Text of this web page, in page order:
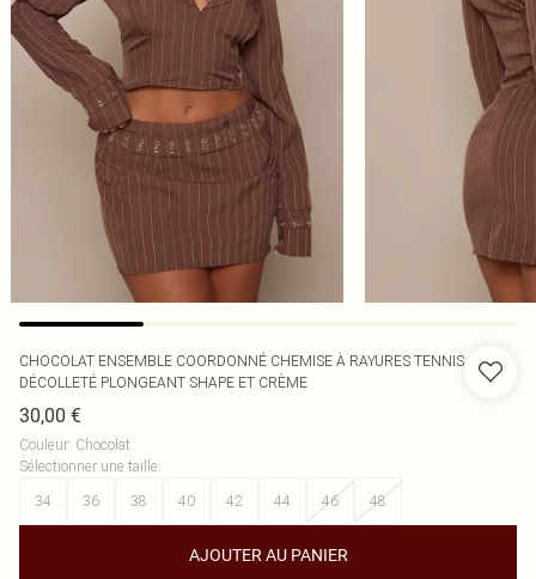
CHOCOLAT ENSEMBLE COORDONNÉ CHEMISE À RAYURES TENNIS
DÉCOLLETÉ PLONGEANT SHAPE ET CRÈME
30,00 €
Couleur: Chocolat
Sélectionner une taille:
34
36 38 40 42 44 46 48
AJOUTER AU PANIER